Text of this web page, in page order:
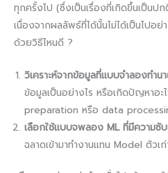
ทุกครั้งไป (ซึ่งเป็นเรื่องที่เกิดขึ้นเป็น
เนื่องจากผลลัพธ์ที่ได้นั้นไม่ได้เป็นไปอ
ด้วยวิธีไหนดี ?
วิเคราะห์จากข้อมูลที่แบบจำลองทำน
ข้อมูลเป็นอย่างไร หรือเกิดปัญหาอ
preparation หรือ data
เลือกใช้แบบจพลอง ML ที่มีความซั
ฉลาดเข้ามาทำงานแทน Model ตัวเก่